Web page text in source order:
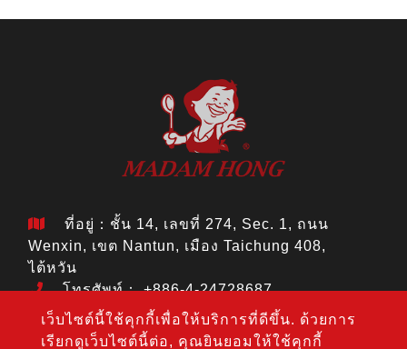
เว็บไซต์นี้ใช้คุกกี้เพื่อให้บริการที่ดีขึ้น. ด้วยการ
เรียกดูเว็บไซต์นี้ต่อ, คุณยินยอมให้ใช้คุกกี้
ที่อยู่：ชั้น 14, เลขที่ 274, Sec. 1, ถนน
Wenxin, เขต Nantun, เมือง Taichung 408,
ไต้หวัน
โทรศัพท์：+886-4-24728687
แฟกซ์： +886-4-24728688
อีเมล：
jouho.hdm@gmail.com